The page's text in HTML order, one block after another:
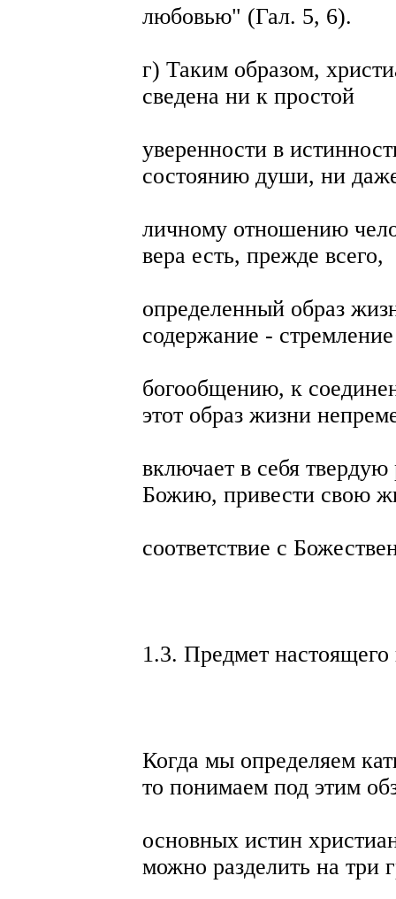
любовью" (Гал. 5, 6).
г) Таким образом,
сведена ни к простой
уверенности в
состоянию души, ни
личному отношению
вера есть, прежде всего,
определенный образ
содержание -
богообщению, к
этот образ жизни
включает в себя
Божию, привести свою
соответствие с
1.3. Предмет настоящего
Когда мы определяем
то понимаем под этим
основных истин
можно разделить на три